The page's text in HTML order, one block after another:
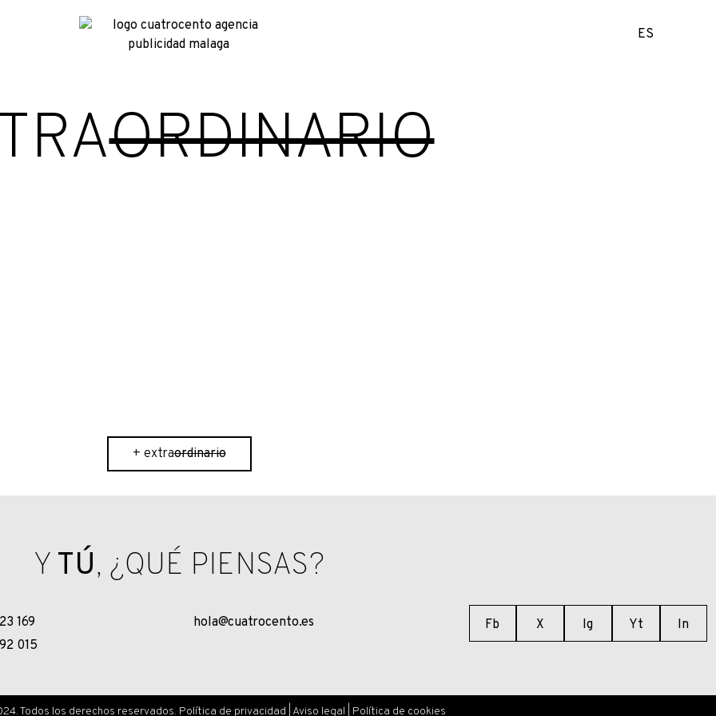
ES
ORDINARIO
+ extraordinario
Y TÚ, ¿QUÉ PIENSAS?
169
015
hola@cuatrocento.es Fb X Ig Yt In
Todos los derechos reservados. Política de privacidad Aviso legal Política de cookies